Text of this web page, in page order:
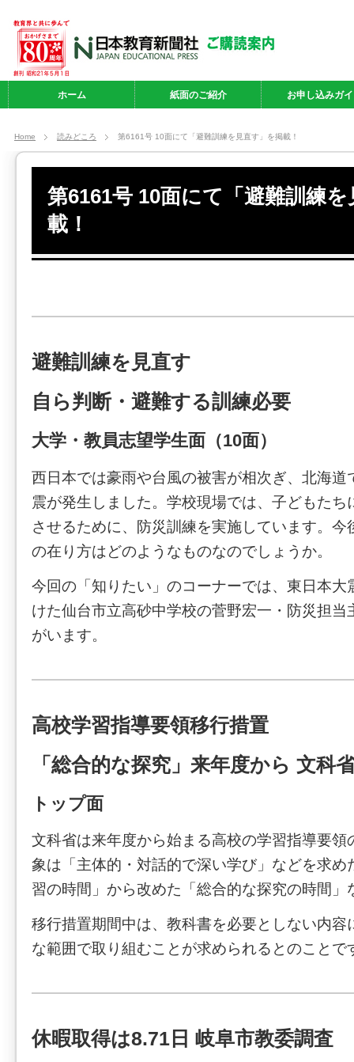
ホーム 紙面のご紹介 お申し込みガ
Home 読みどころ 第6161号 10面にて「避難訓練を見直す」を掲載！
第6161号 10面にて「避難訓練
載！
避難訓練を見直す
自ら判断・避難する訓練必要
大学・教員志望学生面（10面）
西日本では豪雨や台風の被害が相次ぎ、北海道
震が発生しました。学校現場では、子どもたち
させるために、防災訓練を実施しています。今
の在り方はどのようなものなのでしょうか。
今回の「知りたい」のコーナーでは、東日本大
けた仙台市立高砂中学校の菅野宏一・防災担当
がいます。
高校学習指導要領移行措置
「総合的な探究」来年度から 文科
トップ面
文科省は来年度から始まる高校の学習指導要領
象は「主体的・対話的で深い学び」などを求め
習の時間」から改めた「総合的な探究の時間」
移行措置期間中は、教科書を必要としない内容
な範囲で取り組むことが求められるとのことで
休暇取得は8.71日 岐阜市教委調査